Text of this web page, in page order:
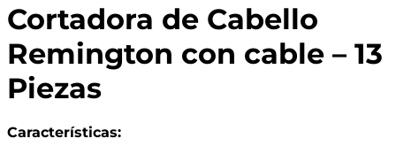
Cortadora de Cabello
Remington con cable – 13
Piezas
Características: